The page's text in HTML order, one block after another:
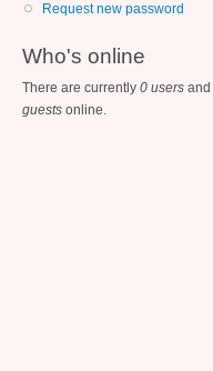
Request new password
Who's online
There are currently 0 users and
guests online.